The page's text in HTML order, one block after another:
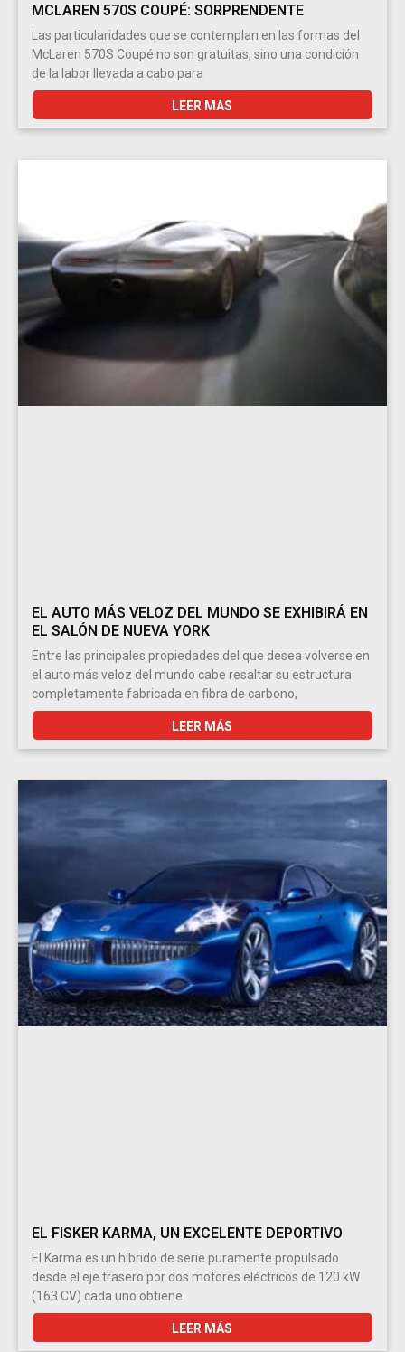
MCLAREN 570S COUPÉ: SORPRENDENTE
Las particularidades que se contemplan en las formas del
McLaren 570S Coupé no son gratuitas, sino una condición
de la labor llevada a cabo para
LEER MÁS
EL AUTO MÁS VELOZ DEL MUNDO SE EXHIBIRÁ EN
EL SALÓN DE NUEVA YORK
Entre las principales propiedades del que desea volverse en
el auto más veloz del mundo cabe resaltar su estructura
completamente fabricada en fibra de carbono,
LEER MÁS
EL FISKER KARMA, UN EXCELENTE DEPORTIVO
El Karma es un híbrido de serie puramente propulsado
desde el eje trasero por dos motores eléctricos de 120 kW
(163 CV) cada uno obtiene
LEER MÁS